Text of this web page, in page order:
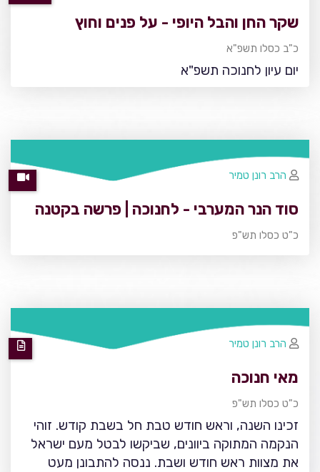
שקר החן והבל היופי - על פנים וחוץ
כ"ב כסלו תשפ"א
יום עיון לחנוכה תשפ"א
סוד הנר המערבי - לחנוכה | פרשה בקטנה
כ"ט כסלו תש"פ
הרב רונן טמיר
מאי חנוכה
כ"ט כסלו תש"פ
זכינו השנה, וראש חודש טבת חל בשבת קודש. זוהי
הנקמה המתוקה ביוונים, שביקשו לבטל מעם ישראל
את מצוות ראש חודש ושבת. ננסה להתבונן מעט
הרב רונן טמיר